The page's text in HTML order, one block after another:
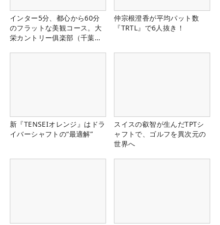
インター5分、都心から60分
のフラットな美観コース。大
栄カントリー俱楽部（千葉
仲宗根澄香が平均パット数
『TRTL』で6人抜き！
新『TENSEIオレンジ』はドラ
イバーシャフトの“最適解”
スイスの叡智が生んだTPTシ
ャフトで、ゴルフを異次元の
世界へ